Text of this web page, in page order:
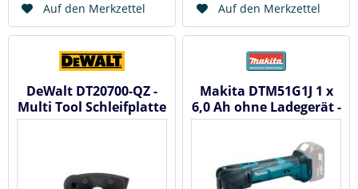
Auf den Merkzettel
Auf den Merkzettel
DeWalt DT20700-QZ -
Multi Tool Schleifplatte
mit Absaugung
Makita DTM51G1J 1 x
6,0 Ah ohne Ladegerät -
Akku...